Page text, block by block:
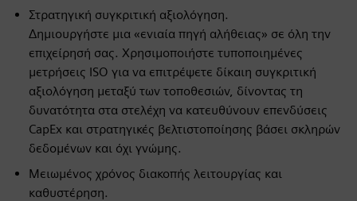
Στρατηγική συγκριτική αξιολόγηση.
Δημιουργήστε μια «ενιαία πηγή αλήθειας» σε όλη την
επιχείρησή σας. Χρησιμοποιήστε τυποποιημένες
μετρήσεις ISO για να επιτρέψετε δίκαιη συγκριτική
αξιολόγηση μεταξύ των τοποθεσιών, δίνοντας τη
δυνατότητα στα στελέχη να κατευθύνουν επενδύσεις
CapEx και στρατηγικές βελτιστοποίησης βάσει σκληρών
δεδομένων και όχι γνώμης.
Μειωμένος χρόνος διακοπής λειτουργίας και
καθυστέρηση.